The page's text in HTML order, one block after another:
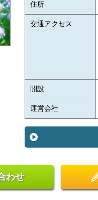
住所
交通アクセス
開設
運営会社
わせ